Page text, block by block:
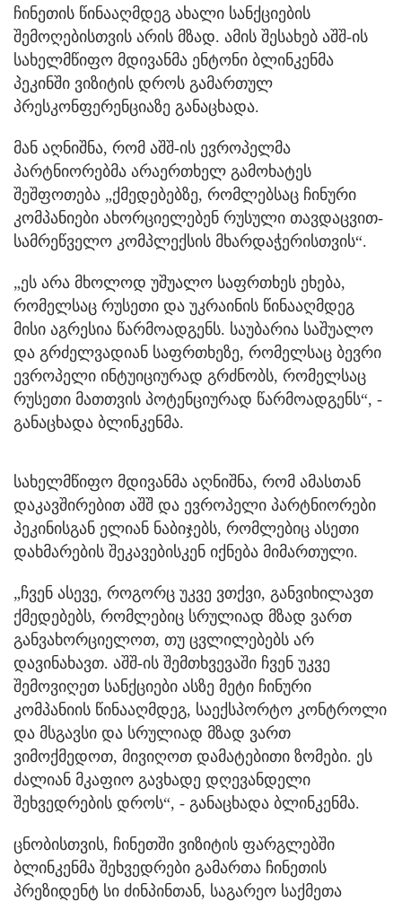
ჩინეთის წინააღმდეგ ახალი სანქციების
შემოღებისთვის არის მზად. ამის შესახებ აშშ-ის
სახელმწიფო მდივანმა ენტონი ბლინკენმა
პეკინში ვიზიტის დროს გამართულ
პრესკონფერენციაზე განაცხადა.
მან აღნიშნა, რომ აშშ-ის ევროპელმა
პარტნიორებმა არაერთხელ გამოხატეს
შეშფოთება „ქმედებებზე, რომლებსაც ჩინური
კომპანიები ახორციელებენ რუსული თავდაცვით-
სამრეწველო კომპლექსის მხარდაჭერისთვის“.
„ეს არა მხოლოდ უშუალო საფრთხეს ეხება,
რომელსაც რუსეთი და უკრაინის წინააღმდეგ
მისი აგრესია წარმოადგენს. საუბარია საშუალო
და გრძელვადიან საფრთხეზე, რომელსაც ბევრი
ევროპელი ინტუიციურად გრძნობს, რომელსაც
რუსეთი მათთვის პოტენციურად წარმოადგენს“, -
განაცხადა ბლინკენმა.
სახელმწიფო მდივანმა აღნიშნა, რომ ამასთან
დაკავშირებით აშშ და ევროპელი პარტნიორები
პეკინისგან ელიან ნაბიჯებს, რომლებიც ასეთი
დახმარების შეკავებისკენ იქნება მიმართული.
„ჩვენ ასევე, როგორც უკვე ვთქვი, განვიხილავთ
ქმედებებს, რომლებიც სრულიად მზად ვართ
განვახორციელოთ, თუ ცვლილებებს არ
დავინახავთ. აშშ-ის შემთხვევაში ჩვენ უკვე
შემოვიღეთ სანქციები ასზე მეტი ჩინური
კომპანიის წინააღმდეგ, საექსპორტო კონტროლი
და მსგავსი და სრულიად მზად ვართ
ვიმოქმედოთ, მივიღოთ დამატებითი ზომები. ეს
ძალიან მკაფიო გავხადე დღევანდელი
შეხვედრების დროს“, - განაცხადა ბლინკენმა.
ცნობისთვის, ჩინეთში ვიზიტის ფარგლებში
ბლინკენმა შეხვედრები გამართა ჩინეთის
პრეზიდენტ სი ძინპინთან, საგარეო საქმეთა